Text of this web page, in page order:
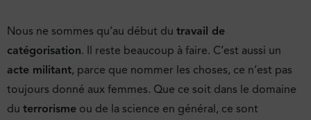
Nous ne sommes qu’au début du travail de
catégorisation. Il reste beaucoup à faire. C’est aussi un
acte militant, parce que nommer les choses, ce n’est pas
toujours donné aux femmes. Que ce soit dans le domaine
du terrorisme ou de la science en général, ce sont